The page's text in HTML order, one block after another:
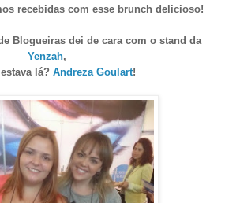
recebidas com esse brunch delicioso!
Blogueiras dei de cara com o stand da
Yenzah,
lá? Andreza Goulart!